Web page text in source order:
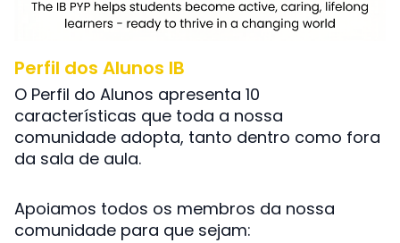
Perfil dos Alunos IB
O Perfil do Alunos apresenta 10
características que toda a nossa
comunidade adopta, tanto dentro como fora
da sala de aula.
Apoiamos todos os membros da nossa
comunidade para que sejam: